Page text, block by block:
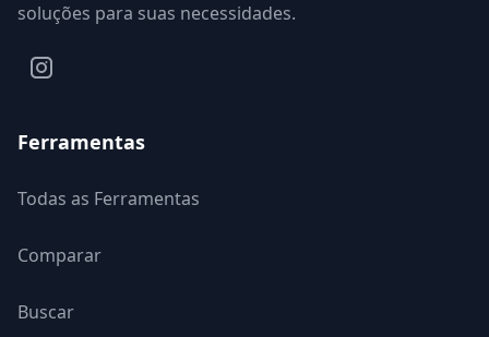
soluções para suas necessidades.
Ferramentas
Todas as Ferramentas
Comparar
Buscar